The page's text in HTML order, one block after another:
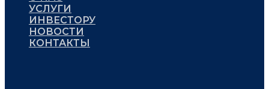
УСЛУГИ
ИНВЕСТОРУ
НОВОСТИ
КОНТАКТЫ